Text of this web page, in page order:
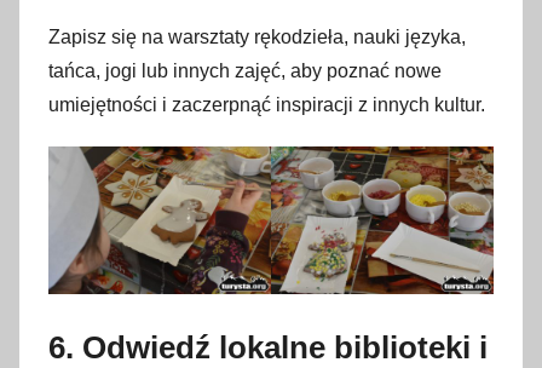
Zapisz się na warsztaty rękodzieła, nauki języka,
tańca, jogi lub innych zajęć, aby poznać nowe
umiejętności i zaczerpnąć inspiracji z innych kultur.
6. Odwiedź lokalne biblioteki i